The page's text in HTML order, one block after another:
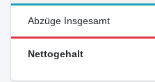
Abzüge Insgesamt
Nettogehalt